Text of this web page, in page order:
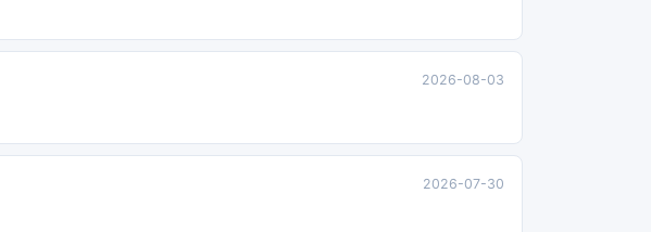
2026-08-03
2026-07-30